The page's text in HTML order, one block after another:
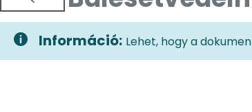
Információ: Lehet, hogy a